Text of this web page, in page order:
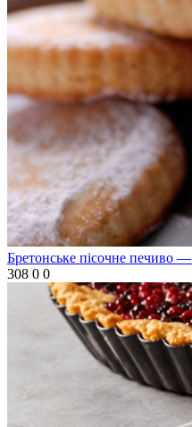
Бретонське пісочне печиво
308 0 0